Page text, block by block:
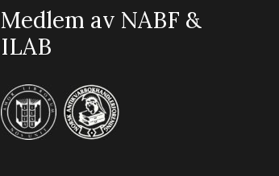
Medlem av NABF &
ILAB